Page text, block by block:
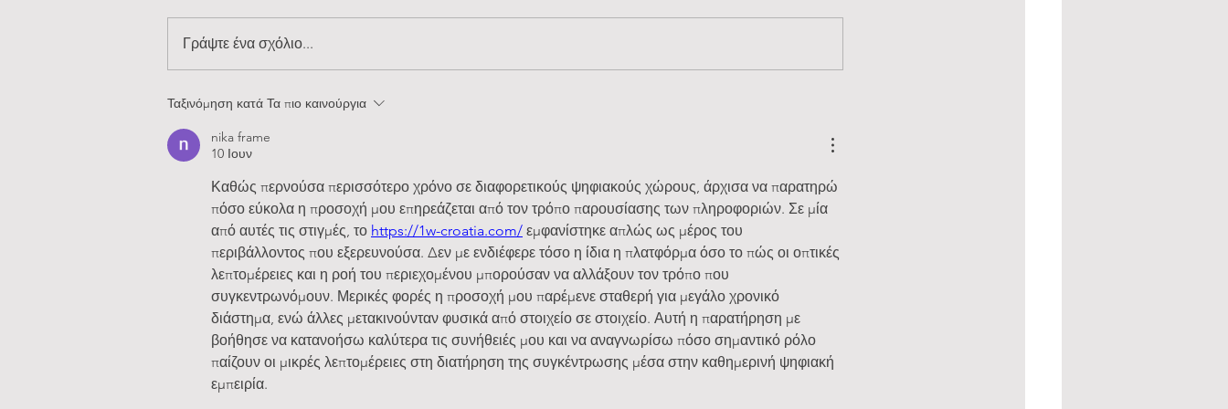
Σύκα: Η μελωμένη γεύση του
ελληνικού καλοκαιριού
Γράψτε ένα σχόλιο...
Ταξινόμηση κατά Τα πιο καινούργια
nika frame
10 Ιουν
Καθώς περνούσα περισσότερο χρόνο σε διαφορετικούς ψηφιακούς χώρους, άρχισα να παρατηρώ
πόσο εύκολα η προσοχή μου επηρεάζεται από τον τρόπο παρουσίασης των πληροφοριών. Σε μία
από αυτές τις στιγμές, το https://1w-croatia.com/ εμφανίστηκε απλώς ως μέρος του
περιβάλλοντος που εξερευνούσα. Δεν με ενδιέφερε τόσο η ίδια η πλατφόρμα όσο το πώς οι οπτικές
λεπτομέρειες και η ροή του περιεχομένου μπορούσαν να αλλάξουν τον τρόπο που
συγκεντρωνόμουν. Μερικές φορές η προσοχή μου παρέμενε σταθερή για μεγάλο χρονικό
διάστημα, ενώ άλλες μετακινούνταν φυσικά από στοιχείο σε στοιχείο. Αυτή η παρατήρηση με
βοήθησε να κατανοήσω καλύτερα τις συνήθειές μου και να αναγνωρίσω πόσο σημαντικό ρόλο
παίζουν οι μικρές λεπτομέρειες στη διατήρηση της συγκέντρωσης μέσα στην καθημερινή ψηφιακή
εμπειρία.